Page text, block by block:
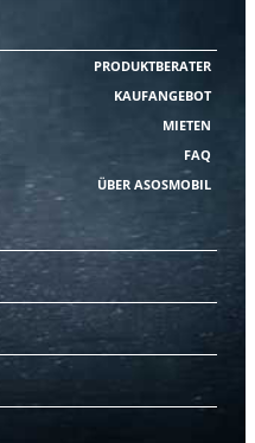
PRODUKTBERATER
KAUFANGEBOT
MIETEN
FAQ
ÜBER ASOSMOBIL